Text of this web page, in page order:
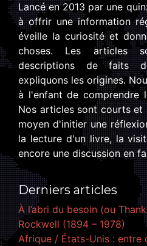
Lancé en 2013 par une
à offrir une information
éveille la curiosité et
choses. Les articles
descriptions de faits
expliquons les origines.
à l'enfant de comprendre
Nos articles sont courts et
moyen d'initier une
la lecture d'un livre, la
encore une discussion en
Derniers articles
À l’abri du besoin (ou
Rockwell (1894 – 1978)
Afrique / États-Unis : entre